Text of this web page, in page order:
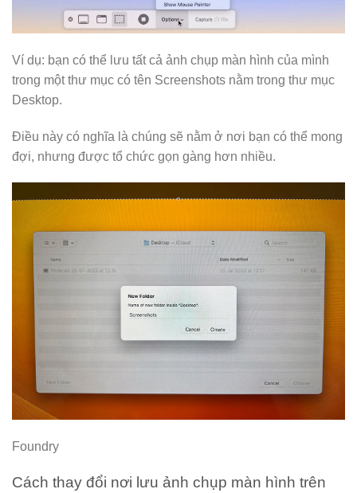
Ví dụ: bạn có thể lưu tất cả ảnh chụp màn hình của mình
trong một thư mục có tên Screenshots nằm trong thư mục
Desktop.
Điều này có nghĩa là chúng sẽ nằm ở nơi bạn có thể mong
đợi, nhưng được tổ chức gọn gàng hơn nhiều.
Foundry
Cách thay đổi nơi lưu ảnh chụp màn hình trên